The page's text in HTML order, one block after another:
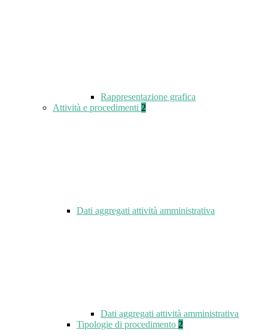
Rappresentazione grafica
Attività e procedimenti 2
Dati aggregati attività amministrativa
Dati aggregati attività amministrativa
Tipologie di procedimento 2